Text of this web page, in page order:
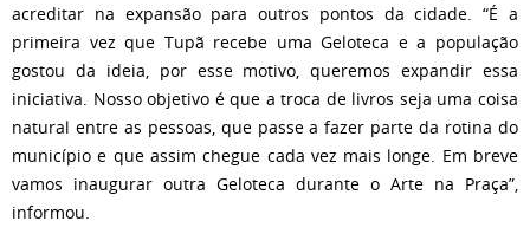
acreditar na expansão para outros pontos da cidade. “É a
primeira vez que Tupã recebe uma Geloteca e a população
gostou da ideia, por esse motivo, queremos expandir essa
iniciativa. Nosso objetivo é que a troca de livros seja uma coisa
natural entre as pessoas, que passe a fazer parte da rotina do
município e que assim chegue cada vez mais longe. Em breve
vamos inaugurar outra Geloteca durante o Arte na Praça”,
informou.